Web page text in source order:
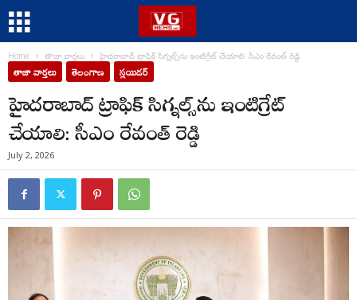
Home తాజా వార్తలు హైదరాబాద్ ట్రాఫిక్ సిగ్నల్స్‌ను ఇంటిగ్రేట్ చేయాలి: సీఎం రేవంత్ రెడ్డి
తాజా వార్తలు తెలంగాణ స్లయిడర్
హైదరాబాద్ ట్రాఫిక్ సిగ్నల్స్‌ను ఇంటిగ్రేట్
చేయాలి: సీఎం రేవంత్ రెడ్డి
July 2, 2026